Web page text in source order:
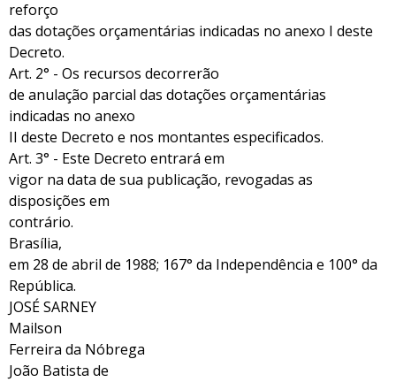
reforço
das dotações orçamentárias indicadas no anexo I deste
Decreto.
Art. 2° - Os recursos decorrerão
de anulação parcial das dotações orçamentárias
indicadas no anexo
II deste Decreto e nos montantes especificados.
Art. 3° - Este Decreto entrará em
vigor na data de sua publicação, revogadas as
disposições em
contrário.
Brasília,
em 28 de abril de 1988; 167° da Independência e 100° da
República.
JOSÉ SARNEY
Mailson
Ferreira da Nóbrega
João Batista de